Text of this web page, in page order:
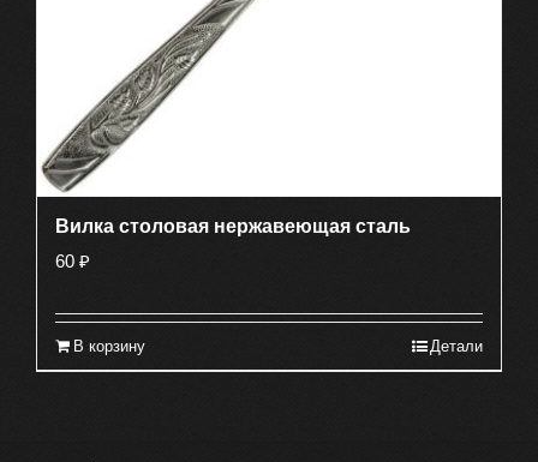
Вилка столовая нержавеющая сталь
60 ₽
В корзину Детали